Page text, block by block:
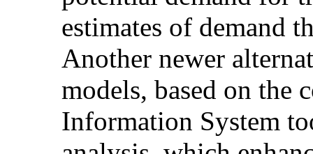
estimates of demand
Another newer
models, based on the
Information System